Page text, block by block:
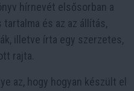
hírnevét elsősorban a
tartalma és az az állítás,
illetve írta egy szerzetes,
rajta.
az, hogy hogyan készült el